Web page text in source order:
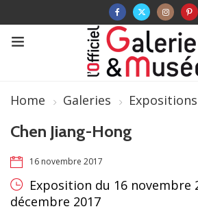
Home Galeries
Chen Jiang-Hong
16 novembre 2017
Exposition du 16 novembre
décembre 2017